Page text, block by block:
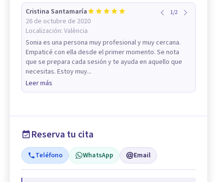
Cristina Santamaría
26 de octubre de 2020
Localización: València
1/2
Sonia es una persona muy profesional y muy cercana.
Empaticé con ella desde el primer momento. Se nota
que se prepara cada sesión y te ayuda en aquello que
necesitas. Estoy muy...
Leer más
Reserva tu cita
Teléfono WhatsApp Email